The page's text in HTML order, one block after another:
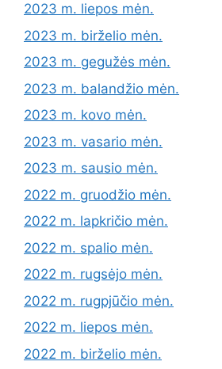
2023 m. liepos mėn.
2023 m. birželio mėn.
2023 m. gegužės mėn.
2023 m. balandžio mėn.
2023 m. kovo mėn.
2023 m. vasario mėn.
2023 m. sausio mėn.
2022 m. gruodžio mėn.
2022 m. lapkričio mėn.
2022 m. spalio mėn.
2022 m. rugsėjo mėn.
2022 m. rugpjūčio mėn.
2022 m. liepos mėn.
2022 m. birželio mėn.